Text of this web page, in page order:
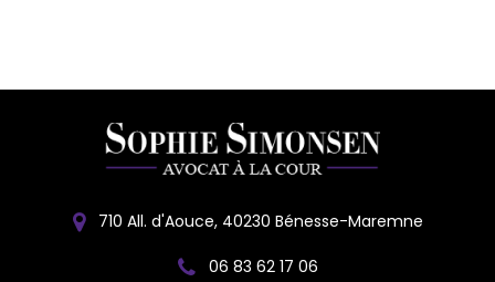
710 All. d'Aouce, 40230 Bénesse-Maremne
06 83 62 17 06